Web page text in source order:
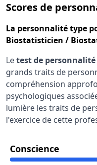
Scores de
La personnalité type
Biostatisticien /
Letest de personnalité
grands traits de
compréhension
psychologiques
lumière les traits de
l'exercice de cette
Conscience Pour